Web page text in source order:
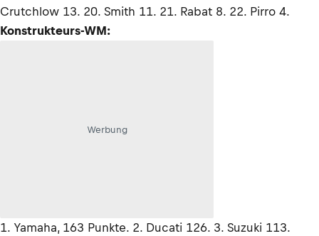
Crutchlow 13. 20. Smith 11. 21. Rabat 8. 22. Pirro 4.
Konstrukteurs-WM:
Werbung
1. Yamaha, 163 Punkte. 2. Ducati 126. 3. Suzuki 113.